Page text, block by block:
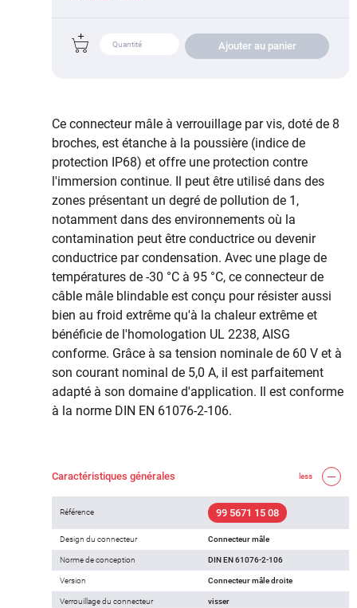
Ajouter au panier
Ce connecteur mâle à verrouillage par vis, doté de 8
broches, est étanche à la poussière (indice de
protection IP68) et offre une protection contre
l'immersion continue. Il peut être utilisé dans des
zones présentant un degré de pollution de 1,
notamment dans des environnements où la
contamination peut être conductrice ou devenir
conductrice par condensation. Avec une plage de
températures de -30 °C à 95 °C, ce connecteur de
câble mâle blindable est conçu pour résister aussi
bien au froid extrême qu'à la chaleur extrême et
bénéficie de l'homologation UL 2238, AISG
conforme. Grâce à sa tension nominale de 60 V et à
son courant nominal de 5,0 A, il est parfaitement
adapté à son domaine d'application. Il est conforme
à la norme DIN EN 61076-2-106.
Caractéristiques générales less
Référence 99 5671 15 08
Design du connecteur Connecteur mâle
Norme de conception DIN EN 61076-2-106
Version Connecteur mâle droite
Verrouillage du connecteur visser